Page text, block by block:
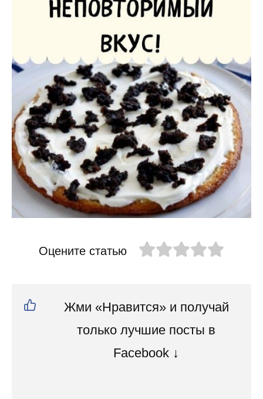
Оцените статью
Жми «Нравится» и получай
только лучшие посты в
Facebook ↓